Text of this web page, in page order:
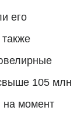
его
также
105 млн
на момент